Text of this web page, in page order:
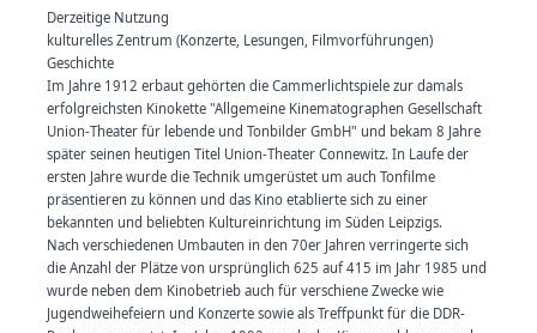
Derzeitige Nutzung
kulturelles Zentrum (Konzerte, Lesungen, Filmvorführungen)
Geschichte
Im Jahre 1912 erbaut gehörten die Cammerlichtspiele zur damals
erfolgreichsten Kinokette "Allgemeine Kinematographen Gesellschaft
Union-Theater für lebende und Tonbilder GmbH" und bekam 8 Jahre
später seinen heutigen Titel Union-Theater Connewitz. In Laufe der
ersten Jahre wurde die Technik umgerüstet um auch Tonfilme
präsentieren zu können und das Kino etablierte sich zu einer
bekannten und beliebten Kultureinrichtung im Süden Leipzigs.
Nach verschiedenen Umbauten in den 70er Jahren verringerte sich
die Anzahl der Plätze von ursprünglich 625 auf 415 im Jahr 1985 und
wurde neben dem Kinobetrieb auch für verschiene Zwecke wie
Jugendweihefeiern und Konzerte sowie als Treffpunkt für die DDR-